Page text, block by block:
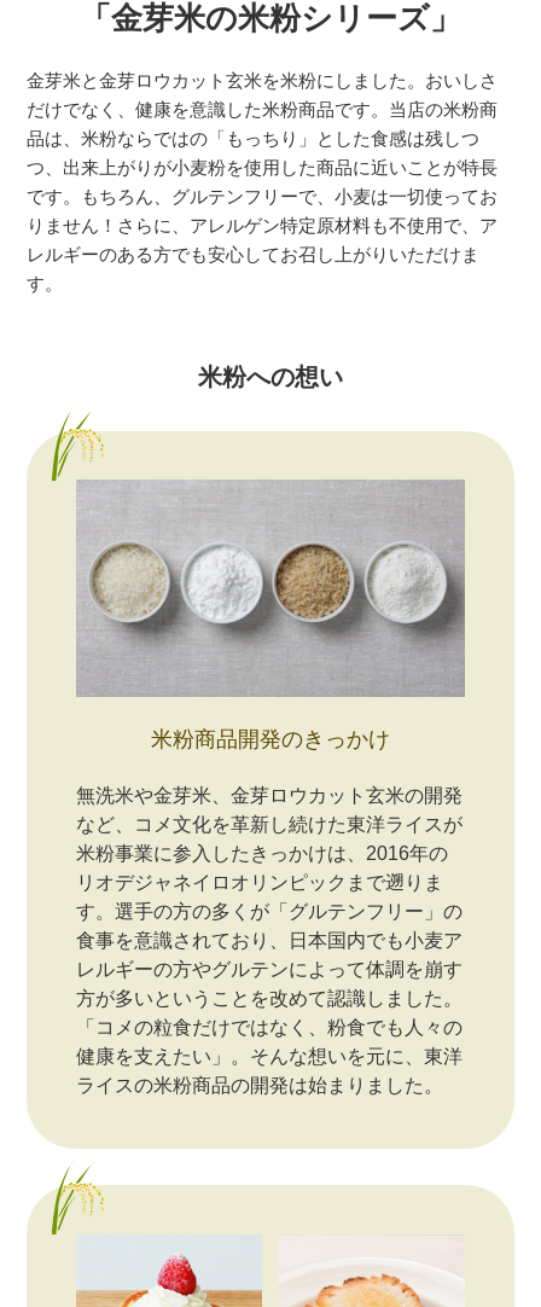
「金芽米の米粉シリーズ」
金芽米と金芽ロウカット玄米を米粉にしました。おいしさ
だけでなく、健康を意識した米粉商品です。当店の米粉商
品は、米粉ならではの「もっちり」とした食感は残しつ
つ、出来上がりが小麦粉を使用した商品に近いことが特長
です。もちろん、グルテンフリーで、小麦は一切使ってお
りません！さらに、アレルゲン特定原材料も不使用で、ア
レルギーのある方でも安心してお召し上がりいただけま
す。
米粉への想い
米粉商品開発のきっかけ
無洗米や金芽米、金芽ロウカット玄米の開発
など、コメ文化を革新し続けた東洋ライスが
米粉事業に参入したきっかけは、2016年の
リオデジャネイロオリンピックまで遡りま
す。選手の方の多くが「グルテンフリー」の
食事を意識されており、日本国内でも小麦ア
レルギーの方やグルテンによって体調を崩す
方が多いということを改めて認識しました。
「コメの粒食だけではなく、粉食でも人々の
健康を支えたい」。そんな想いを元に、東洋
ライスの米粉商品の開発は始まりました。